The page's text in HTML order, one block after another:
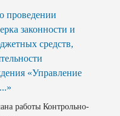
проведении
законности и
средств,
«Управление
работы Контрольно-